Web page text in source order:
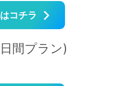
コチラ
間プラン)